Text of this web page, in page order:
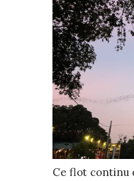
Ce flot continu